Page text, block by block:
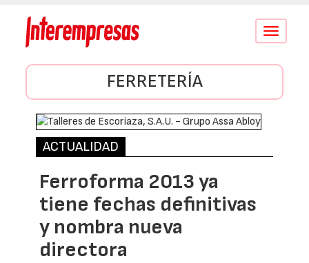
Conmutar
FERRETERÍA
ACTUALIDAD
Ferroforma 2013 ya
tiene fechas definitivas
y nombra nueva
directora